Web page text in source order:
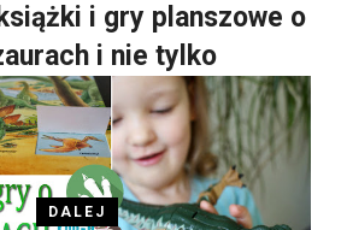
i gry planszowe o
i nie tylko
DALEJ